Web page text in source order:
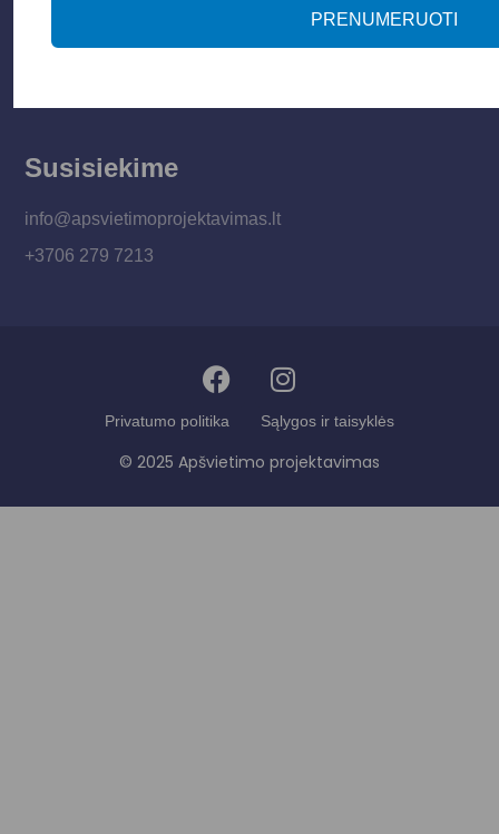
Apšvietimo mokymų įrašas
Susisiekime
info@apsvietimoprojektavimas.lt
+3706 279 7213
Privatumo politika Sąlygos ir taisyklės
© 2025 Apšvietimo projektavimas
PRENUMERUOTI